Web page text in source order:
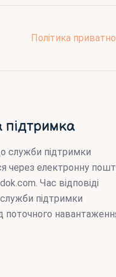
Політика
підтримка
служби підтримки
через електронну
. Час відповіді
служби підтримки
поточного